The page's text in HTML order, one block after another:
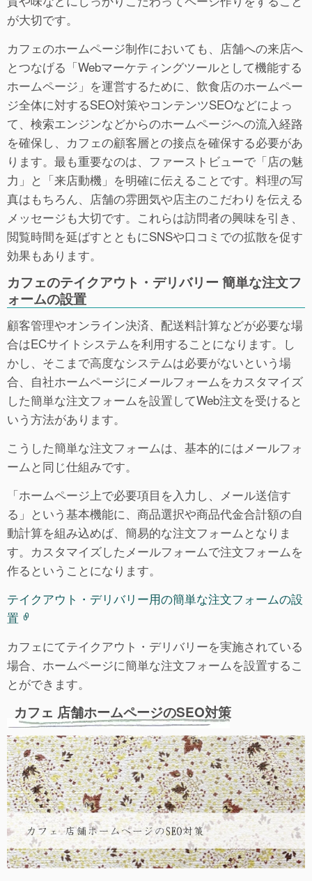
が大切です。
カフェのホームページ制作においても、店舗への来店へ
とつなげる「Webマーケティングツールとして機能する
ホームページ」を運営するために、飲食店のホームペー
ジ全体に対するSEO対策やコンテンツSEOなどによっ
て、検索エンジンなどからのホームページへの流入経路
を確保し、カフェの顧客層との接点を確保する必要があ
ります。最も重要なのは、ファーストビューで「店の魅
力」と「来店動機」を明確に伝えることです。料理の写
真はもちろん、店舗の雰囲気や店主のこだわりを伝える
メッセージも大切です。これらは訪問者の興味を引き、
閲覧時間を延ばすとともにSNSや口コミでの拡散を促す
効果もあります。
カフェのテイクアウト・デリバリー 簡単な注文フ
ォームの設置
顧客管理やオンライン決済、配送料計算などが必要な場
合はECサイトシステムを利用することになります。し
かし、そこまで高度なシステムは必要がないという場
合、自社ホームページにメールフォームをカスタマイズ
した簡単な注文フォームを設置してWeb注文を受けると
いう方法があります。
こうした簡単な注文フォームは、基本的にはメールフォ
ームと同じ仕組みです。
「ホームページ上で必要項目を入力し、メール送信す
る」という基本機能に、商品選択や商品代金合計額の自
動計算を組み込めば、簡易的な注文フォームとなりま
す。カスタマイズしたメールフォームで注文フォームを
作るということになります。
テイクアウト・デリバリー用の簡単な注文フォームの設
置
カフェにてテイクアウト・デリバリーを実施されている
場合、ホームページに簡単な注文フォームを設置するこ
とができます。
カフェ 店舗ホームページのSEO対策